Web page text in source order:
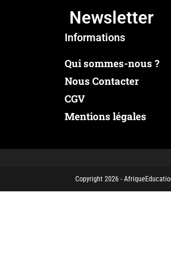
Newsletter
Informations
Qui sommes-nous ?
Nous Contacter
CGV
Mentions légales
Copyright 2026 -